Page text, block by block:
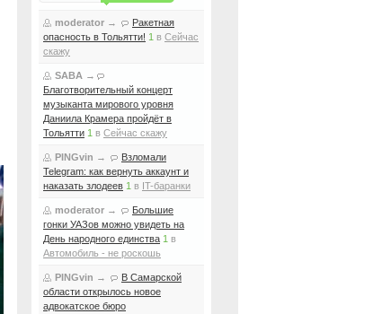
moderator →
Ракетная
опасность в Тольятти! 1 в Сейчас
скажу
SABA →
Благотворительный концерт
музыканта мирового уровня
Даниила Крамера пройдёт в
Тольятти 1 в Сейчас скажу
PINGvin →
Взломали
Telegram: как вернуть аккаунт и
наказать злодеев 1 в IT-баранки
moderator →
Большие
гонки УАЗов можно увидеть на
День народного единства 1 в
Автомобиль - не роскошь
PINGvin →
В Самарской
области открылось новое
адвокатское бюро